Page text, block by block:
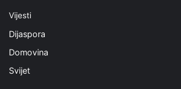
Vijesti
Dijaspora
Domovina
Svijet